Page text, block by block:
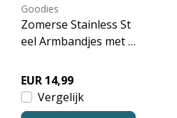
Goodies
Zomerse Stainless St
eel Armbandjes met S
– Goudkleurig
EUR 14,99
Vergelijk